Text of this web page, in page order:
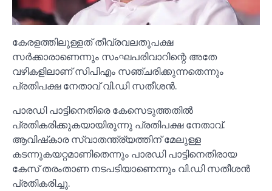
കേരളത്തിലുള്ളത് തീവ്രവലതുപക്ഷ
സർക്കാരാണെന്നും സംഘപരിവാറിന്റെ അതേ
വഴികളിലാണ് സിപിഎം സഞ്ചരിക്കുന്നതെന്നും
പ്രതിപക്ഷ നേതാവ് വി.ഡി സതീശൻ.
പാരഡി പാട്ടിനെതിരെ കേസെടുത്തതില്‍
പ്രതികരിക്കുകയായിരുന്നു പ്രതിപക്ഷ നേതാവ്.
ആവിഷ്‌കാര സ്വാതന്ത്ര്യത്തിന് മേലുള്ള
കടന്നുകയറ്റമാണിതെന്നും പാരഡി പാട്ടിനെതിരായ
കേസ് തരംതാണ നടപടിയാണെന്നും വി.ഡി സതീശൻ
പ്രതികരിച്ചു.